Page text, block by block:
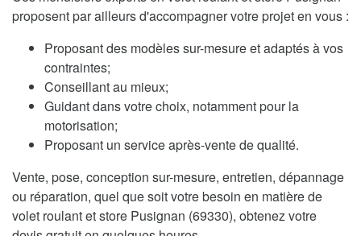
proposent par ailleurs d'accompagner votre projet en vous :
Proposant des modèles sur-mesure et adaptés à vos
contraintes;
Conseillant au mieux;
Guidant dans votre choix, notamment pour la
motorisation;
Proposant un service après-vente de qualité.
Vente, pose, conception sur-mesure, entretien, dépannage
ou réparation, quel que soit votre besoin en matière de
volet roulant et store Pusignan (69330), obtenez votre